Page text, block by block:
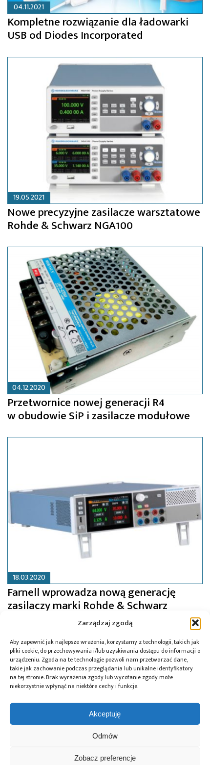
Zarządzaj zgodą
Aby zapewnić jak najlepsze wrażenia, korzystamy z technologii, takich jak
pliki cookie, do przechowywania i/lub uzyskiwania dostępu do informacji o
urządzeniu. Zgoda na te technologie pozwoli nam przetwarzać dane,
takie jak zachowanie podczas przeglądania lub unikalne identyfikatory
na tej stronie. Brak wyrażenia zgody lub wycofanie zgody może
niekorzystnie wpłynąć na niektóre cechy i funkcje.
Akceptuję
Odmów
Zobacz preferencje
04.11.2021
Kompletne rozwiązanie dla ładowarki
USB od Diodes Incorporated
19.05.2021
Nowe precyzyjne zasilacze warsztatowe
Rohde & Schwarz NGA100
04.12.2020
Przetwornice nowej generacji R4
w obudowie SiP i zasilacze modułowe
18.03.2020
Farnell wprowadza nową generację
zasilaczy marki Rohde & Schwarz